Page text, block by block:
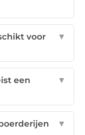
voor
▼
een
▼
▼